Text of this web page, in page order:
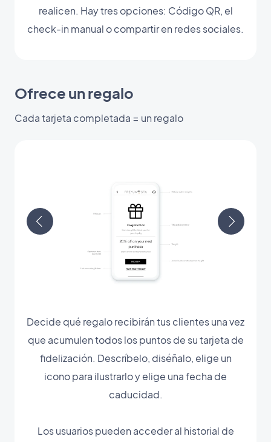
realicen. Hay tres opciones: Código QR, el
check-in manual o compartir en redes sociales.
Ofrece un regalo
Cada tarjeta completada = un regalo
Decide qué regalo recibirán tus clientes una vez
que acumulen todos los puntos de su tarjeta de
fidelización. Descríbelo, diséñalo, elige un
icono para ilustrarlo y elige una fecha de
caducidad.
Los usuarios pueden acceder al historial de